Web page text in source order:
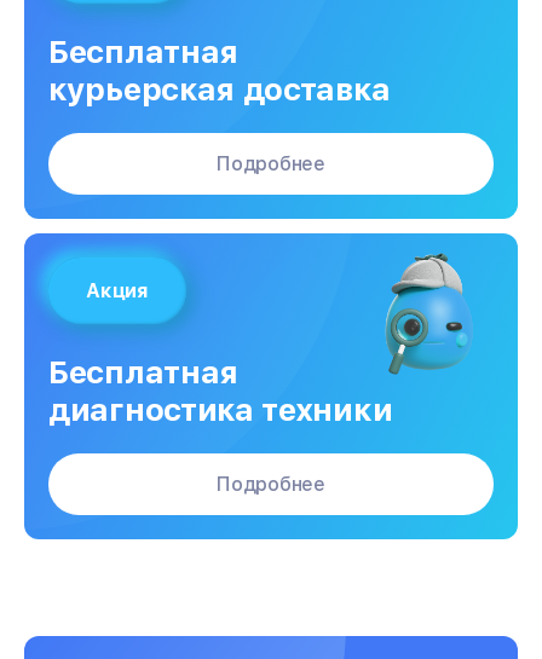
Бесплатная
курьерская доставка
Подробнее
Акция
Бесплатная
диагностика техники
Подробнее